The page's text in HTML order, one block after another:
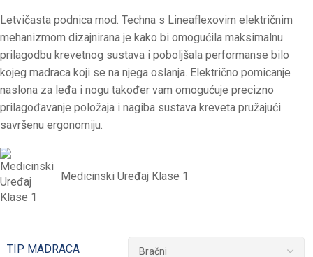
Letvičasta podnica mod. Techna s Lineaflexovim električnim
mehanizmom dizajnirana je kako bi omogućila maksimalnu
prilagodbu krevetnog sustava i poboljšala performanse bilo
kojeg madraca koji se na njega oslanja. Električno pomicanje
naslona za leđa i nogu također vam omogućuje precizno
prilagođavanje položaja i nagiba sustava kreveta pružajući
savršenu ergonomiju.
Medicinski Uređaj Klase 1
TIP MADRACA